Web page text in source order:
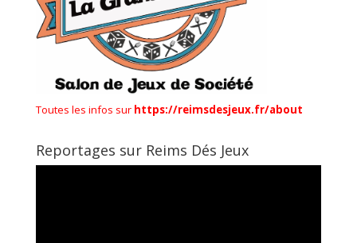
Toutes les infos sur https://reimsdesjeux.fr/about
Reportages sur Reims Dés Jeux